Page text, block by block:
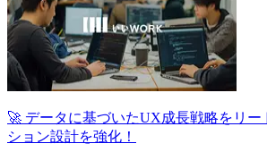
🚀 データに基づいたUX成長戦略をリー
ション設計を強化！